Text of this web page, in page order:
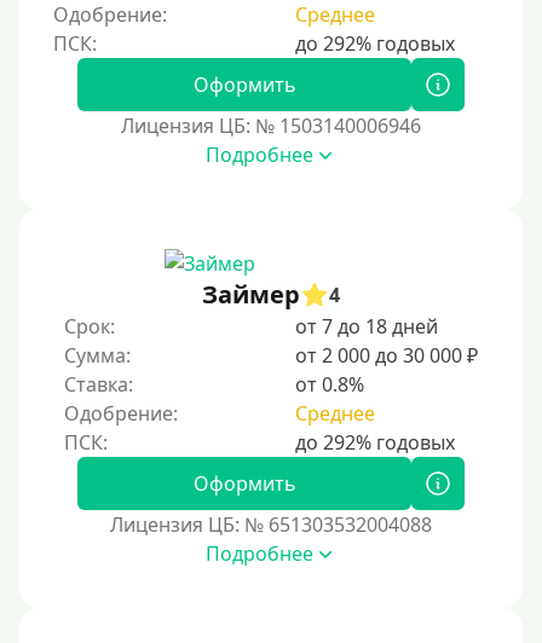
Одобрение:
Среднее
Оформить
Лицензия ЦБ: № 1503140006946
Подробнее
Займер
4
Срок:
от 7 до 18 дней
Сумма:
от 2 000 до 30 000 ₽
Ставка:
от 0.8%
Одобрение:
Среднее
Оформить
Лицензия ЦБ: № 651303532004088
Подробнее